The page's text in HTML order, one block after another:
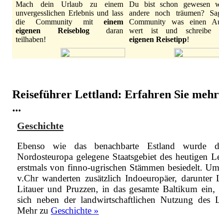
Mach dein Urlaub zu einem
unvergesslichen Erlebnis und lass
die Community mit einem
eigenen Reiseblogdaran
teilhaben!
Du bist schon gewesen
andere noch träumen?
Community was einen
wert ist und schreibe
eigenen Reisetipp!
Reiseführer Lettland: Erfahren Sie
...
Geschichte
Ebenso wie das benachbarte Estland wurde
Nordosteuropa gelegene Staatsgebiet des heutigen
erstmals von finno-ugrischen Stämmen besiedelt.
v.Chr wanderten zusätzlich Indoeuropäer, darunter
Litauer und Pruzzen, in das gesamte Baltikum ein,
sich neben der landwirtschaftlichen Nutzung des
Mehr zu Geschichte »